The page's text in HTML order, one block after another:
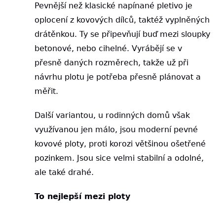
Pevnější než klasické napínané pletivo je
oplocení z kovových dílců, taktéž vyplněných
drátěnkou. Ty se připevňují buď mezi sloupky
betonové, nebo cihelné. Vyrábějí se v
přesně daných rozměrech, takže už při
návrhu plotu je potřeba přesně plánovat a
měřit.
Další variantou, u rodinných domů však
využívanou jen málo, jsou moderní pevné
kovové ploty, proti korozi většinou ošetřené
pozinkem. Jsou sice velmi stabilní a odolné,
ale také drahé.
To nejlepší mezi ploty